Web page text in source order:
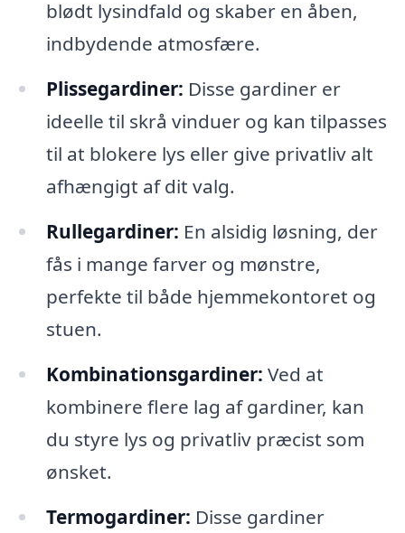
blødt lysindfald og skaber en åben,
indbydende atmosfære.
Plissegardiner: Disse gardiner er
ideelle til skrå vinduer og kan tilpasses
til at blokere lys eller give privatliv alt
afhængigt af dit valg.
Rullegardiner: En alsidig løsning, der
fås i mange farver og mønstre,
perfekte til både hjemmekontoret og
stuen.
Kombinationsgardiner: Ved at
kombinere flere lag af gardiner, kan
du styre lys og privatliv præcist som
ønsket.
Termogardiner: Disse gardiner